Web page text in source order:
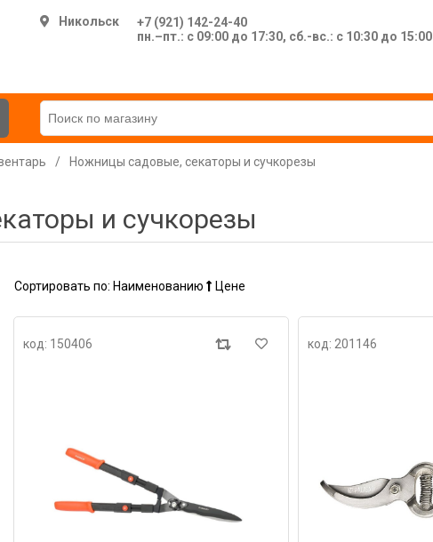
Никольск
+7 (921) 142-24-40
пн.–пт.: с 09:00 до 17:30, сб.-вс.: с 10:30 до 15:00
/ Ножницы садовые, секаторы и сучкорезы
и сучкорезы
Сортировать по: Наименованию Цене
код: 150406 код: 201146